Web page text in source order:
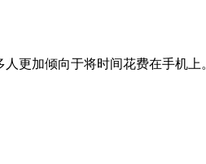
更加倾向于将时间花费在手机